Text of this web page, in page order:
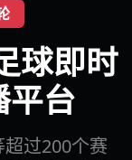
球即时
平台
过200个赛